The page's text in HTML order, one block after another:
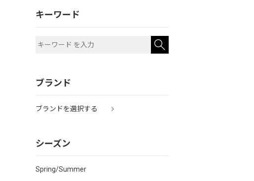
キーワード
ブランド
ブランドを選択する
シーズン
Spring/Summer